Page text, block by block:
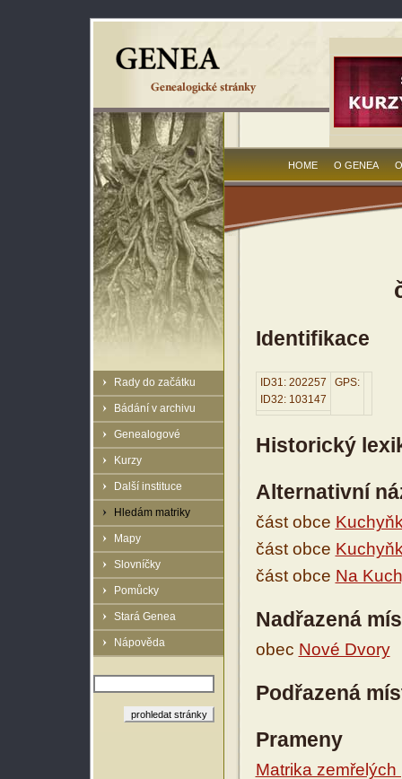
Rady do začátku
Bádání v archivu
Genealogové
Kurzy
Další instituce
Hledám matriky
Mapy
Slovníčky
Pomůcky
Stará Genea
Nápověda
HOME O GENEA
Identifikace
ID31: 202257
ID32: 103147
GPS:
Historický
Alternativní
část obce
část obce
část obce Na
Nadřazená
obec Nové Dvory
Podřazená
Prameny
Matrika